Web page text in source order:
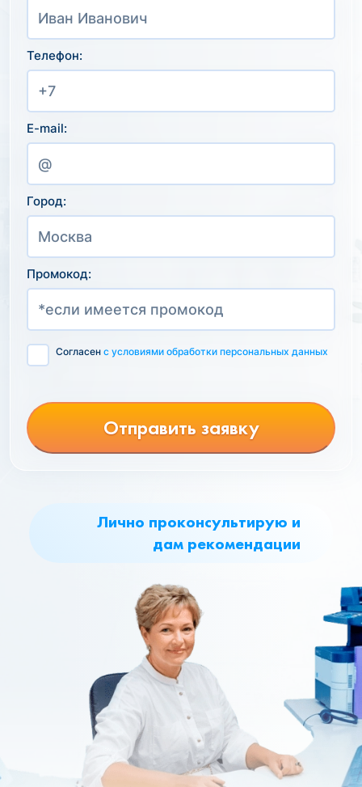
Лично проконсультирую и
дам рекомендации
Телефон:
E-mail:
Город:
Промокод:
Согласен с условиями обработки персональных данных
Отправить заявку